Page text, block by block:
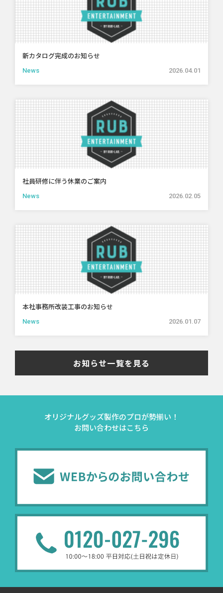
新カタログ完成のお知らせ
News 2026.04.01
社員研修に伴う休業のご案内
News 2026.02.05
本社事務所改装工事のお知らせ
News 2026.01.07
お知らせ一覧を見る
オリジナルグッズ製作のプロが勢揃い！
お問い合わせはこちら